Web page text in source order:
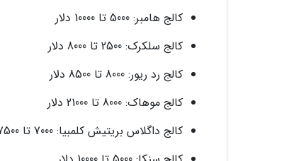
کالج هامبر: 5000 تا 10000 دلار
کالج سلکرک: 2500 تا 8000 دلار
کالج رد ریور: 8000 تا 8500 دلار
کالج موهاک: 8000 تا 21000 دلار
کالج داگلاس بریتیش کلمبیا: 7000 تا 7500 دلار